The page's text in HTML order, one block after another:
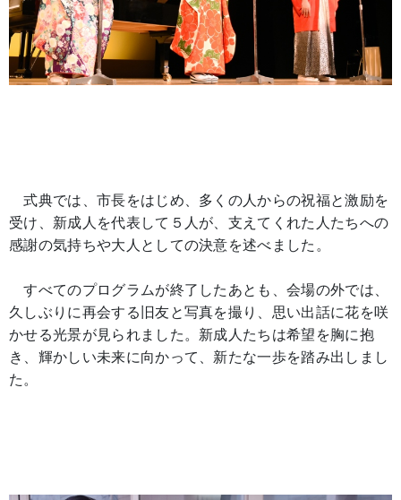
式典では、市長をはじめ、多くの人からの祝福と激励を
受け、新成人を代表して５人が、支えてくれた人たちへの
感謝の気持ちや大人としての決意を述べました。
すべてのプログラムが終了したあとも、会場の外では、
久しぶりに再会する旧友と写真を撮り、思い出話に花を咲
かせる光景が見られました。新成人たちは希望を胸に抱
き、輝かしい未来に向かって、新たな一歩を踏み出しまし
た。